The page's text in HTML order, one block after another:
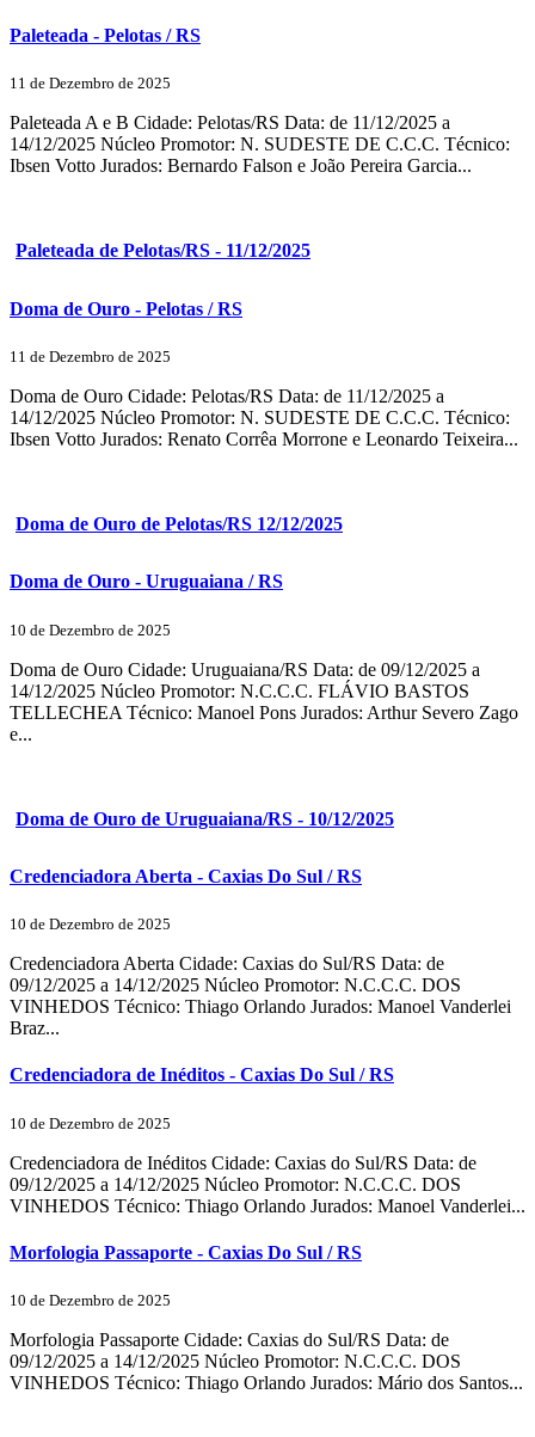
Paleteada - Pelotas / RS
11 de Dezembro de 2025
Paleteada A e B Cidade: Pelotas/RS Data: de 11/12/2025 a
14/12/2025 Núcleo Promotor: N. SUDESTE DE C.C.C. Técnico:
Ibsen Votto Jurados: Bernardo Falson e João Pereira Garcia...
Paleteada de Pelotas/RS - 11/12/2025
Doma de Ouro - Pelotas / RS
11 de Dezembro de 2025
Doma de Ouro Cidade: Pelotas/RS Data: de 11/12/2025 a
14/12/2025 Núcleo Promotor: N. SUDESTE DE C.C.C. Técnico:
Ibsen Votto Jurados: Renato Corrêa Morrone e Leonardo Teixeira...
Doma de Ouro de Pelotas/RS 12/12/2025
Doma de Ouro - Uruguaiana / RS
10 de Dezembro de 2025
Doma de Ouro Cidade: Uruguaiana/RS Data: de 09/12/2025 a
14/12/2025 Núcleo Promotor: N.C.C.C. FLÁVIO BASTOS
TELLECHEA Técnico: Manoel Pons Jurados: Arthur Severo Zago
e...
Doma de Ouro de Uruguaiana/RS - 10/12/2025
Credenciadora Aberta - Caxias Do Sul / RS
10 de Dezembro de 2025
Credenciadora Aberta Cidade: Caxias do Sul/RS Data: de
09/12/2025 a 14/12/2025 Núcleo Promotor: N.C.C.C. DOS
VINHEDOS Técnico: Thiago Orlando Jurados: Manoel Vanderlei
Braz...
Credenciadora de Inéditos - Caxias Do Sul / RS
10 de Dezembro de 2025
Credenciadora de Inéditos Cidade: Caxias do Sul/RS Data: de
09/12/2025 a 14/12/2025 Núcleo Promotor: N.C.C.C. DOS
VINHEDOS Técnico: Thiago Orlando Jurados: Manoel Vanderlei...
Morfologia Passaporte - Caxias Do Sul / RS
10 de Dezembro de 2025
Morfologia Passaporte Cidade: Caxias do Sul/RS Data: de
09/12/2025 a 14/12/2025 Núcleo Promotor: N.C.C.C. DOS
VINHEDOS Técnico: Thiago Orlando Jurados: Mário dos Santos...